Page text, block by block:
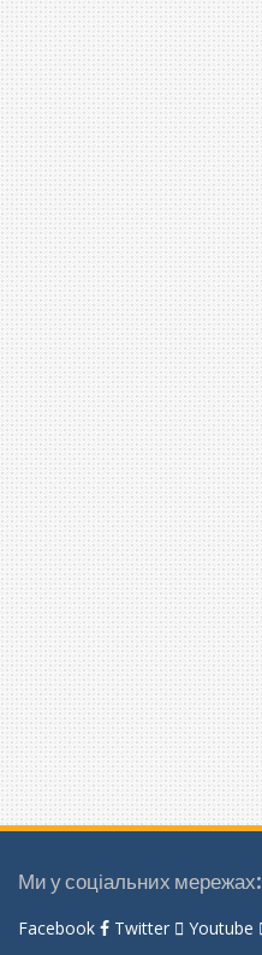
Ми у соціальних мережах:
Facebook Twitter Youtube